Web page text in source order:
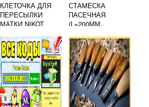
КЛЕТОЧКА ДЛЯ
ПЕРЕСЫЛКИ
МАТКИ NIKOT
СТАМЕСКА
ПАСЕЧНАЯ
(L=200ММ.,